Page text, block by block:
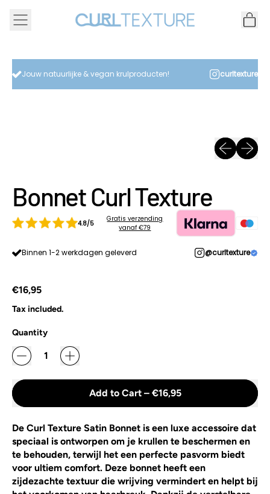
MENU
Jouw natuurlijke & vegan krulproducten! curltexture
Previous
Next
Bonnet Curl Texture
4.8/5
Gratis verzending
vanaf €79
Binnen 1-2 werkdagen geleverd @curltexture
Regular price
€16,95
Tax included.
Quantity
Add to Cart– €16,95
De Curl Texture Satin Bonnet is een luxe accessoire dat
speciaal is ontworpen om je krullen te beschermen en
te behouden, terwijl het een perfecte pasvorm biedt
voor ultiem comfort. Deze bonnet heeft een
zijdezachte textuur die wrijving vermindert en helpt bij